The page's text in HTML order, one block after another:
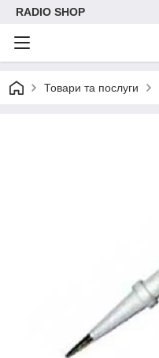
RADIO SHOP
Товари та послуги